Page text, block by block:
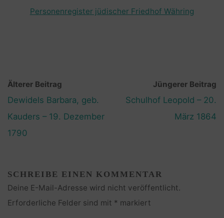
Personenregister jüdischer Friedhof Währing
Älterer Beitrag
Dewidels Barbara, geb.
Kauders – 19. Dezember
1790
Jüngerer Beitrag
Schulhof Leopold – 20.
März 1864
SCHREIBE EINEN KOMMENTAR
Deine E-Mail-Adresse wird nicht veröffentlicht.
Erforderliche Felder sind mit * markiert